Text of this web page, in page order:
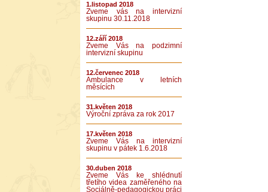
1.listopad 2018
Zveme vás na intervizní
skupinu 30.11.2018
12.září 2018
Zveme Vás na podzimní
intervizní skupinu
12.červenec 2018
Ambulance v letních
měsících
31.květen 2018
Výroční zpráva za rok 2017
17.květen 2018
Zveme Vás na intervizní
skupinu v pátek 1.6.2018
30.duben 2018
Zveme Vás ke shlédnutí
třetího videa zaměřeného na
Sociálně-pedagogickou práci